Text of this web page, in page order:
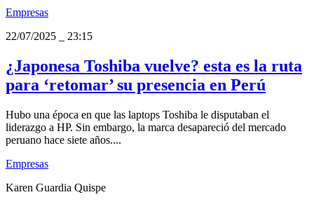
Empresas
22/07/2025
23:15
¿Japonesa Toshiba vuelve? esta es la ruta
para ‘retomar’ su presencia en Perú
Hubo una época en que las laptops Toshiba le disputaban el
liderazgo a HP. Sin embargo, la marca desapareció del mercado
peruano hace siete años....
Empresas
Karen Guardia Quispe